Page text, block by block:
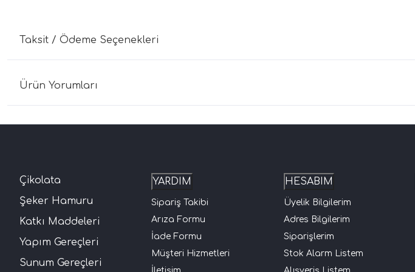
Taksit / Ödeme Seçenekleri
Ürün Yorumları
Çikolata
Şeker Hamuru
Katkı Maddeleri
Yapım Gereçleri
Sunum Gereçleri
YARDIM
Sipariş Takibi
Arıza Formu
İade Formu
Müşteri Hizmetleri
HESABIM
Üyelik Bilgilerim
Adres Bilgilerim
Siparişlerim
Stok Alarm Listem